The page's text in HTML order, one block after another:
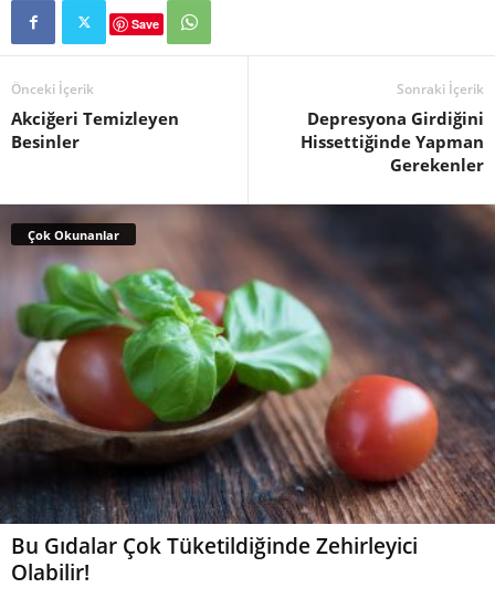
Save
Önceki İçerik
Akciğeri Temizleyen
Besinler
Sonraki İçerik
Depresyona Girdiğini
Hissettiğinde Yapman
Gerekenler
Çok Okunanlar
Bu Gıdalar Çok Tüketildiğinde Zehirleyici
Olabilir!